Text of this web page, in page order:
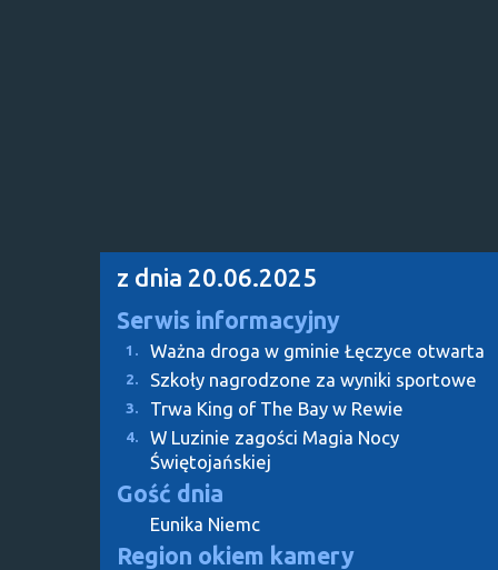
z dnia 20.06.2025
Serwis informacyjny
1. Ważna droga w gminie Łęczyce otwarta
2. Szkoły nagrodzone za wyniki sportowe
3. Trwa King of The Bay w Rewie
4.
W Luzinie zagości Magia Nocy
Świętojańskiej
Gość dnia
Eunika Niemc
Region okiem kamery